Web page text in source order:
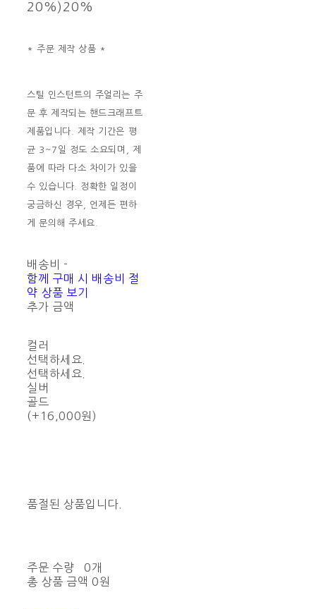
20%) 20%
* 주문 제작 상품 *
스틸 인스턴트의 주얼리는 주
문 후 제작되는 핸드크래프트
제품입니다. 제작 기간은 평
균 3~7일 정도 소요되며, 제
품에 따라 다소 차이가 있을
수 있습니다. 정확한 일정이
궁금하신 경우, 언제든 편하
게 문의해 주세요.
배송비 -
함께 구매 시 배송비 절
약 상품 보기
추가 금액
컬러
선택하세요.
선택하세요.
실버
골드
(+16,000원)
품절된 상품입니다.
주문 수량
0개
총 상품 금액 0원